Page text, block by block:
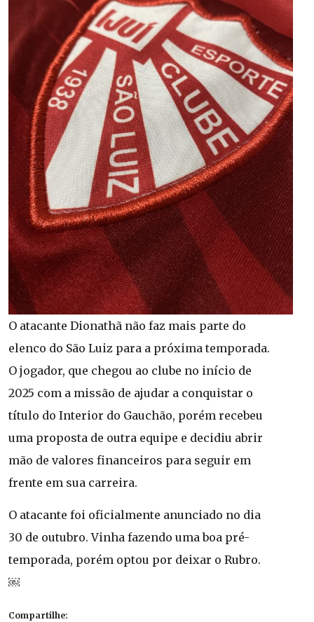
O atacante Dionathã não faz mais parte do
elenco do São Luiz para a próxima temporada.
O jogador, que chegou ao clube no início de
2025 com a missão de ajudar a conquistar o
título do Interior do Gauchão, porém recebeu
uma proposta de outra equipe e decidiu abrir
mão de valores financeiros para seguir em
frente em sua carreira.
O atacante foi oficialmente anunciado no dia
30 de outubro. Vinha fazendo uma boa pré-
temporada, porém optou por deixar o Rubro.
￼
Compartilhe: